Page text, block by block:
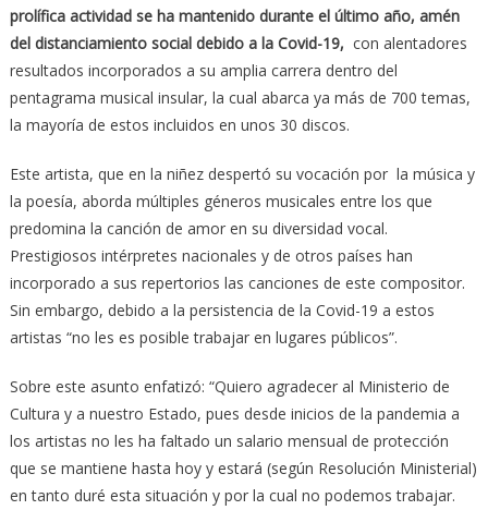
prolífica actividad se ha mantenido durante el último año, amén
del distanciamiento social debido a la Covid-19, con alentadores
resultados incorporados a su amplia carrera dentro del
pentagrama musical insular, la cual abarca ya más de 700 temas,
la mayoría de estos incluidos en unos 30 discos.
Este artista, que en la niñez despertó su vocación por la música y
la poesía, aborda múltiples géneros musicales entre los que
predomina la canción de amor en su diversidad vocal.
Prestigiosos intérpretes nacionales y de otros países han
incorporado a sus repertorios las canciones de este compositor.
Sin embargo, debido a la persistencia de la Covid-19 a estos
artistas “no les es posible trabajar en lugares públicos”.
Sobre este asunto enfatizó: “Quiero agradecer al Ministerio de
Cultura y a nuestro Estado, pues desde inicios de la pandemia a
los artistas no les ha faltado un salario mensual de protección
que se mantiene hasta hoy y estará (según Resolución Ministerial)
en tanto duré esta situación y por la cual no podemos trabajar.